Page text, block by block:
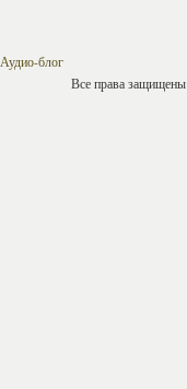
Аудио-блог
Все права